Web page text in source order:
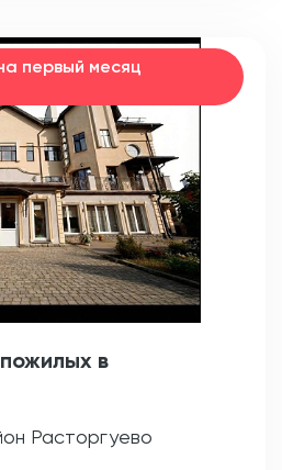
первый месяц
в
Расторгуево